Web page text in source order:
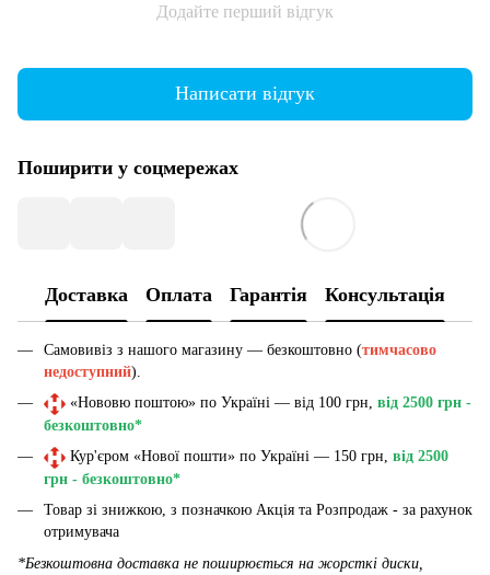
Додайте перший відгук
Написати відгук
Поширити у соцмережах
Доставка Оплата Гарантія Консультація
Самовивіз з нашого магазину — безкоштовно (тимчасово
недоступний).
«Нововю поштою» по Україні — від 100 грн, від 2500 грн -
безкоштовно*
Кур'єром «Нової пошти» по Україні — 150 грн, від 2500
грн - безкоштовно*
Товар зі знижкою, з позначкою Акція та Розпродаж - за рахунок
отримувача
*Безкоштовна доставка не поширюється на жорсткі диски,